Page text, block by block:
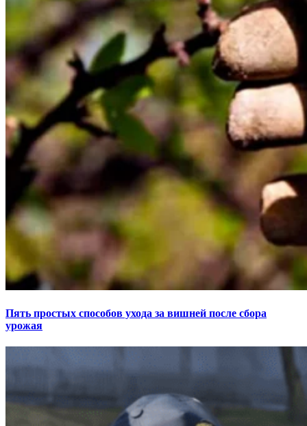
Пять простых способов ухода за вишней после сбора
урожая